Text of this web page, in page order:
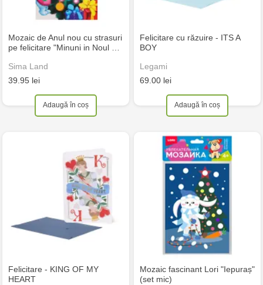
Mozaic de Anul nou cu strasuri
pe felicitare "Minuni in Noul …
Sima Land
39.95 lei
Adaugă în coș
Felicitare cu răzuire - ITS A
BOY
Legami
69.00 lei
Adaugă în coș
Felicitare - KING OF MY
HEART
Mozaic fascinant Lori "Iepuraș"
(set mic)